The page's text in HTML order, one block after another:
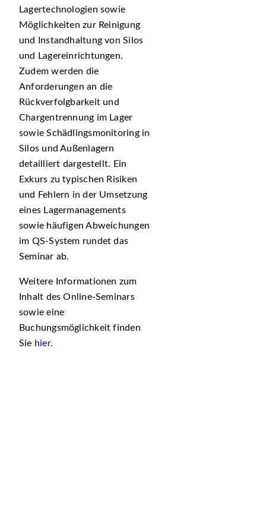
Lagertechnologien sowie
Möglichkeiten zur Reinigung
und Instandhaltung von Silos
und Lagereinrichtungen.
Zudem werden die
Anforderungen an die
Rückverfolgbarkeit und
Chargentrennung im Lager
sowie Schädlingsmonitoring in
Silos und Außenlagern
detailliert dargestellt. Ein
Exkurs zu typischen Risiken
und Fehlern in der Umsetzung
eines Lagermanagements
sowie häufigen Abweichungen
im QS-System rundet das
Seminar ab.
Weitere Informationen zum
Inhalt des Online-Seminars
sowie eine
Buchungsmöglichkeit finden
Sie hier.